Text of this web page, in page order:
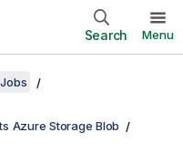
Search Menu
Azure Storage Blob